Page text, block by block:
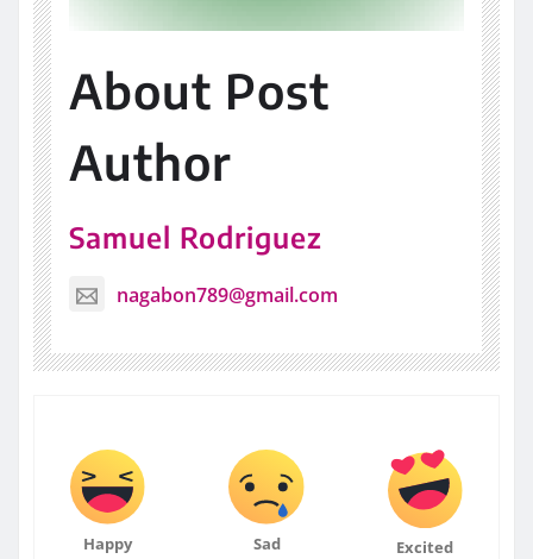
About Post
Author
Samuel Rodriguez
nagabon789@gmail.com
Happy Sad Excited